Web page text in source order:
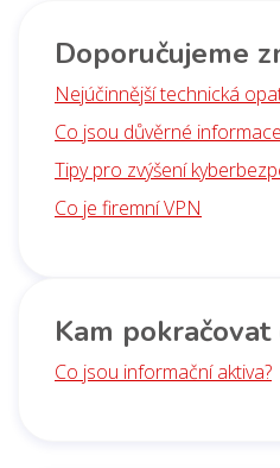
Doporučujeme
Nejúčinnější technická
Co jsou důvěrné informace
Tipy pro zvýšení
Co je firemní VPN
Kam
Co jsou informační aktiva?